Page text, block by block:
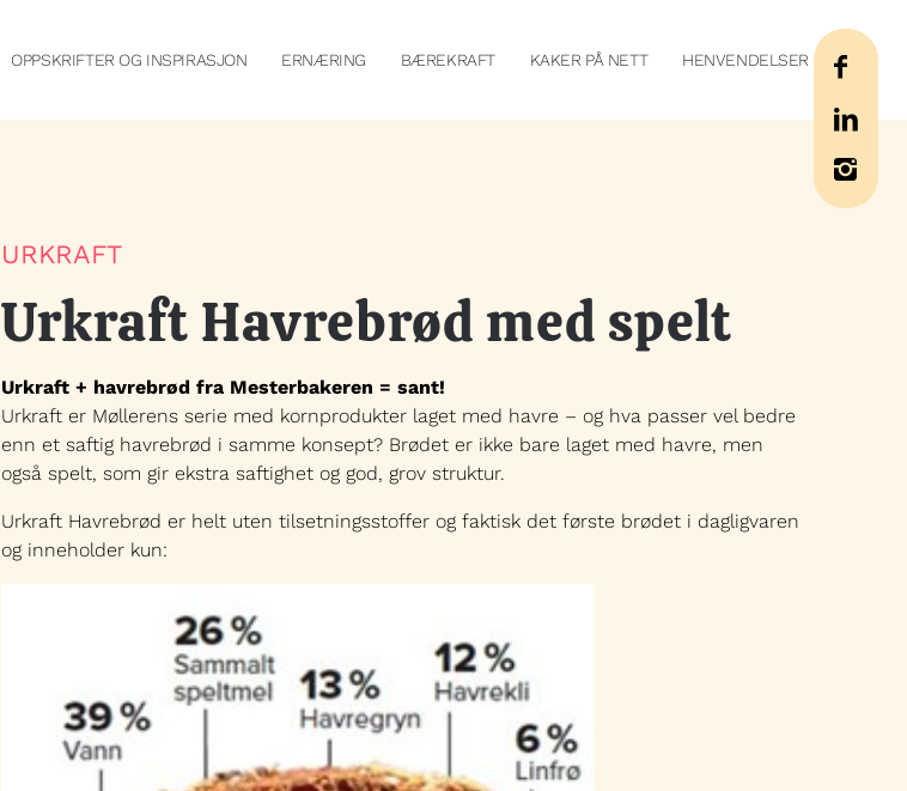
OPPSKRIFTER OG INSPIRASJON ERNÆRING BÆREKRAFT KAKER PÅ NETT HENVENDELSER
URKRAFT
Urkraft Havrebrød med spelt
Urkraft + havrebrød fra Mesterbakeren = sant!
Urkraft er Møllerens serie med kornprodukter laget med havre – og hva passer vel bedre
enn et saftig havrebrød i samme konsept? Brødet er ikke bare laget med havre, men
også spelt, som gir ekstra saftighet og god, grov struktur.
Urkraft Havrebrød er helt uten tilsetningsstoffer og faktisk det første brødet i dagligvaren
og inneholder kun: